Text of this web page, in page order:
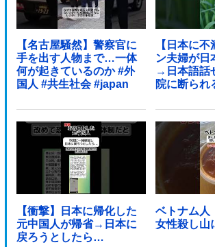
【名古屋騒然】警察官に
手を出す人物まで…一体
何が起きているのか #外
国人 #共生社会 #japan
【日本に
ン夫婦が日
→日本語話
院に断られ
【衝撃】日本に帰化した
元中国人が帰省→日本に
戻ろうとしたら…
ベトナム人
女性殺し山